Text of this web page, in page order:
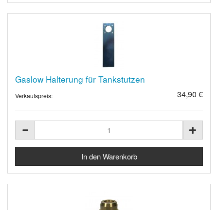
Gaslow Halterung für Tankstutzen
Verkaufspreis: 34,90 €